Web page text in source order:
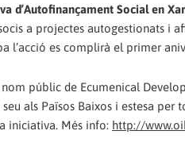
d’Autofinançament Social en
a projectes autogestionats i
l’acció es complirà el primer
nom públic de Ecumenical
als Països Baixos i estesa per
iniciativa. Més info: http://